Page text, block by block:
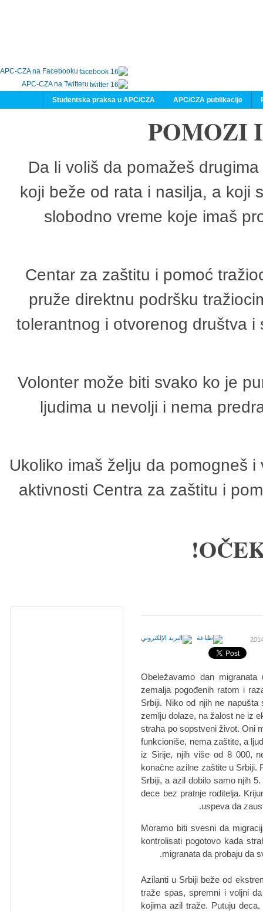
APC-CZA na Facebooku
APC-CZA na Twitteru
APC/CZA publikacije
Studentska praksa u APC/CZA
POMOZI
Da li voliš da pomažeš
koji beže od rata i nasilja, a koji
slobodno vreme koje imaš
Centar za zaštitu i pomoć
pruže direktnu podršku
tolerantnog i otvorenog društva
Volonter može biti svako ko je
ljudima u nevolji i nema
Ukoliko imaš želju da pomogneš
aktivnosti Centra za zaštitu i
Obeležavamo dan
zemalja pogođenih ratom i
Srbiji. Niko od njih ne
zemlju dolaze, na žalost ne iz
straha po sopstveni život. Oni
funkcioniše, nema zaštite, a
iz Sirije, njih više od 8 000,
konačne azilne zaštite u Srbiji.
Srbiji, a azil dobilo samo njih
dece bez pratnje roditelja.
uspeva da
Moramo biti svesni da
kontrolisati pogotovo kada
migranata da probaju da
Azilanti u Srbiji beže od
traže spas, spremni i voljni
kojima azil traže. Putuju